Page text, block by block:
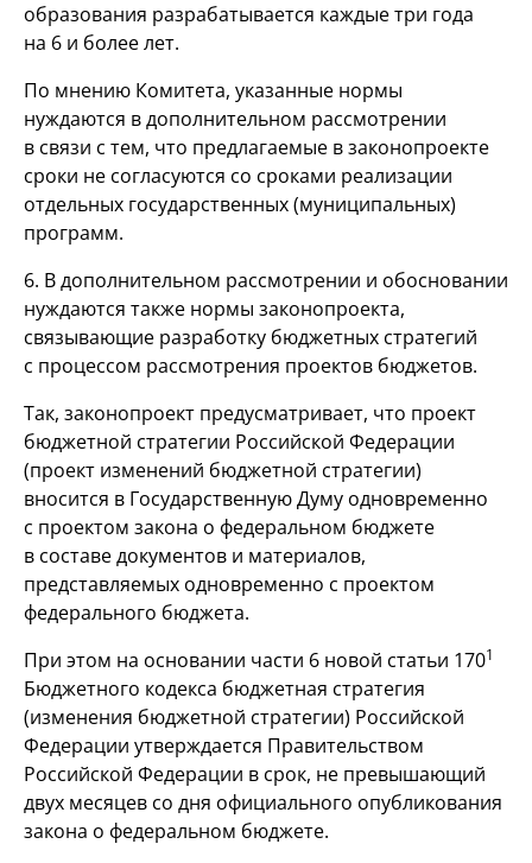
образования разрабатывается каждые три года
на 6 и более лет.
По мнению Комитета, указанные нормы
нуждаются в дополнительном рассмотрении
в связи с тем, что предлагаемые в законопроекте
сроки не согласуются со сроками реализации
отдельных государственных (муниципальных)
программ.
6. В дополнительном рассмотрении и обосновании
нуждаются также нормы законопроекта,
связывающие разработку бюджетных стратегий
с процессом рассмотрения проектов бюджетов.
Так, законопроект предусматривает, что проект
бюджетной стратегии Российской Федерации
(проект изменений бюджетной стратегии)
вносится в Государственную Думу одновременно
с проектом закона о федеральном бюджете
в составе документов и материалов,
представляемых одновременно с проектом
федерального бюджета.
При этом на основании части 6 новой статьи 1701
Бюджетного кодекса бюджетная стратегия
(изменения бюджетной стратегии) Российской
Федерации утверждается Правительством
Российской Федерации в срок, не превышающий
двух месяцев со дня официального опубликования
закона о федеральном бюджете.